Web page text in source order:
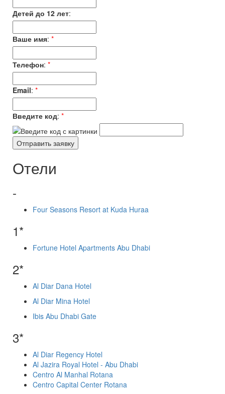
Детей до 12 лет:
Ваше имя: *
Телефон: *
Email: *
Введите код: *
Отели
-
Four Seasons Resort at Kuda Huraa
1*
Fortune Hotel Apartments Abu Dhabi
2*
Al Diar Dana Hotel
Al Diar Mina Hotel
Ibis Abu Dhabi Gate
3*
Al Diar Regency Hotel
Al Jazira Royal Hotel - Abu Dhabi
Centro Al Manhal Rotana
Centro Capital Center Rotana